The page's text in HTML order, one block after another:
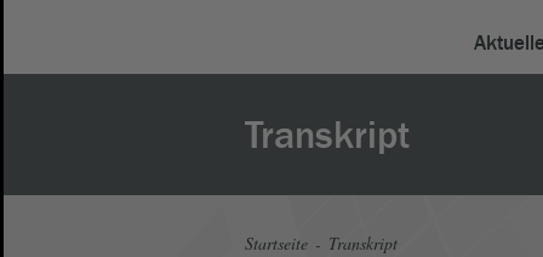
Transkript
Startseite Transkript